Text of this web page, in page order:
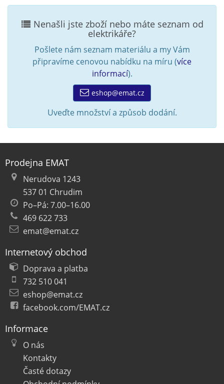
Nenašli jste zboží nebo máte seznam od
elektrikáře?
Pošlete nám seznam materiálu a my Vám
připravíme cenovou nabídku na míru (více
informací).
eshop@emat.cz
Uveďte množství a způsob dodání.
Prodejna EMAT
Nerudova 1243
537 01 Chrudim
Po–Pá: 7.00–16.00
469 622 733
emat@emat.cz
Internetový obchod
Doprava a platba
732 510 041
eshop@emat.cz
facebook.com/EMAT.cz
Informace
O nás
Kontakty
Časté dotazy